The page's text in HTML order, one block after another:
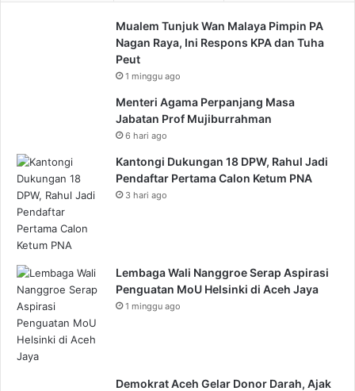
Mualem Tunjuk Wan Malaya Pimpin PA
Nagan Raya, Ini Respons KPA dan Tuha
Peut
1 minggu ago
Menteri Agama Perpanjang Masa
Jabatan Prof Mujiburrahman
6 hari ago
Kantongi Dukungan 18 DPW, Rahul Jadi
Pendaftar Pertama Calon Ketum PNA
3 hari ago
Lembaga Wali Nanggroe Serap Aspirasi
Penguatan MoU Helsinki di Aceh Jaya
1 minggu ago
Demokrat Aceh Gelar Donor Darah, Ajak